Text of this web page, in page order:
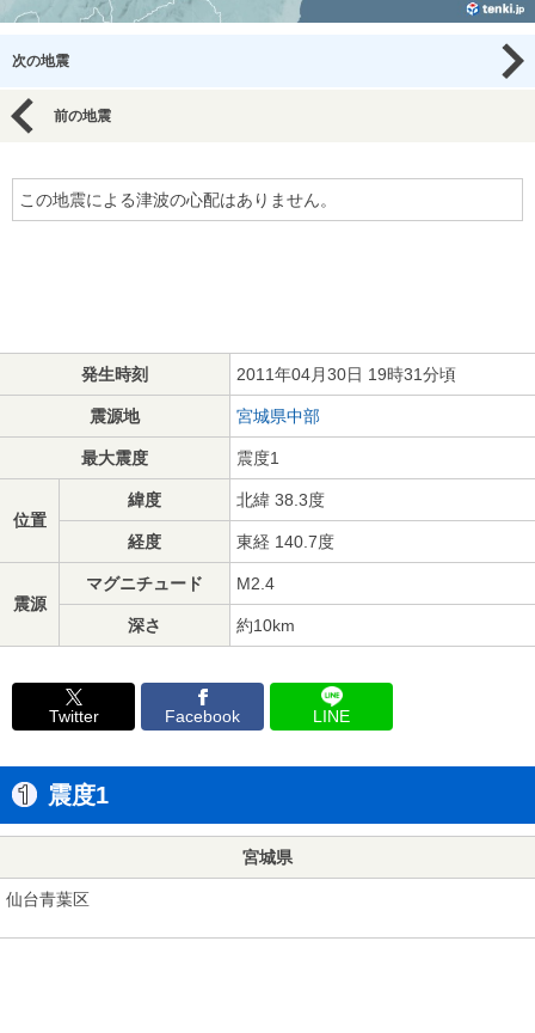
次の地震
前の地震
この地震による津波の心配はありません。
発生時刻 2011年04月30日 19時31分頃
震源地 宮城県中部
最大震度 震度1
位置
緯度 北緯 38.3度
経度 東経 140.7度
震源
マグニチュード M2.4
深さ 約10km
Twitter Facebook LINE
震度1
宮城県
仙台青葉区